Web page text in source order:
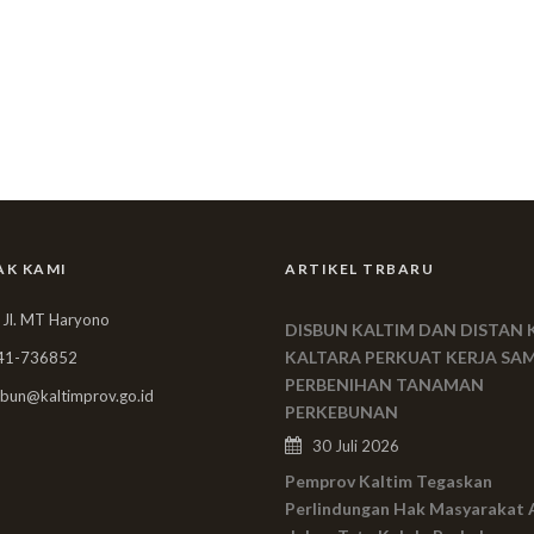
KAMI
MT Haryono
736852
ARTIKEL TRBARU
DISBUN KALTIM DAN DISTAN
KALTARA PERKUAT KERJA
PERBENIHAN TANAMAN
PERKEBUNAN
30 Juli 2026
Pemprov Kaltim Tegaskan
Perlindungan Hak Masyarakat